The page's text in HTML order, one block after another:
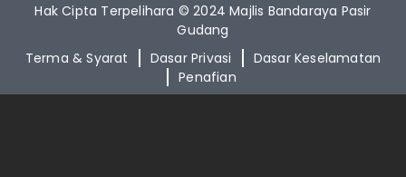
Hak Cipta Terpelihara © 2024 Majlis Bandaraya Pasir
Gudang
Terma & Syarat
Dasar Privasi
Dasar Keselamatan
Penafian